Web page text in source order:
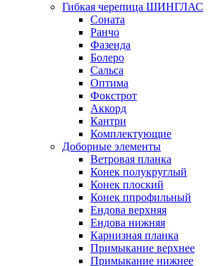
Гибкая черепица ШИНГЛАС
Соната
Ранчо
Фазенда
Болеро
Сальса
Оптима
Фокстрот
Аккорд
Кантри
Комплектующие
Доборные элементы
Ветровая планка
Конек полукруглый
Конек плоский
Конек ппрофильный
Ендова верхняя
Ендова нижняя
Карнизная планка
Примыкание верхнее
Примыкание нижнее